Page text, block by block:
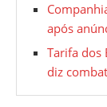
após
Tarifa dos
diz